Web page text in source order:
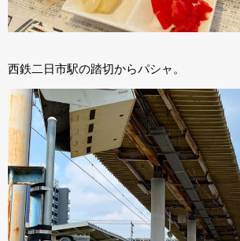
西鉄二日市駅の踏切からパシャ。